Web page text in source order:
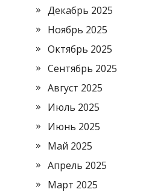
Декабрь 2025
Ноябрь 2025
Октябрь 2025
Сентябрь 2025
Август 2025
Июль 2025
Июнь 2025
Май 2025
Апрель 2025
Март 2025